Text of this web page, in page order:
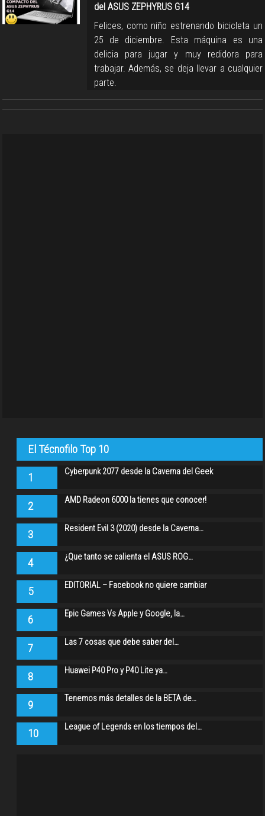
del ASUS ZEPHYRUS G14
Felices, como niño estrenando bicicleta un
25 de diciembre. Esta máquina es una
delicia para jugar y muy redidora para
trabajar. Además, se deja llevar a cualquier
parte.
El Técnofilo Top 10
1 Cyberpunk 2077 desde la Caverna del Geek
2 AMD Radeon 6000 la tienes que conocer!
3 Resident Evil 3 (2020) desde la Caverna…
4 ¿Que tanto se calienta el ASUS ROG…
5 EDITORIAL – Facebook no quiere cambiar
6 Epic Games Vs Apple y Google, la…
7 Las 7 cosas que debe saber del…
8 Huawei P40 Pro y P40 Lite ya…
9 Tenemos más detalles de la BETA de…
10 League of Legends en los tiempos del…